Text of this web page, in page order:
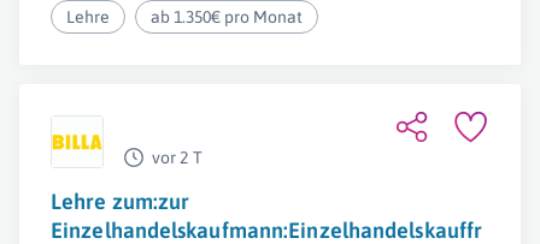
Lehre ab 1.350€ pro Monat
vor 2 T
Lehre zum:zur
Einzelhandelskaufmann:Einzelhandelskauffr